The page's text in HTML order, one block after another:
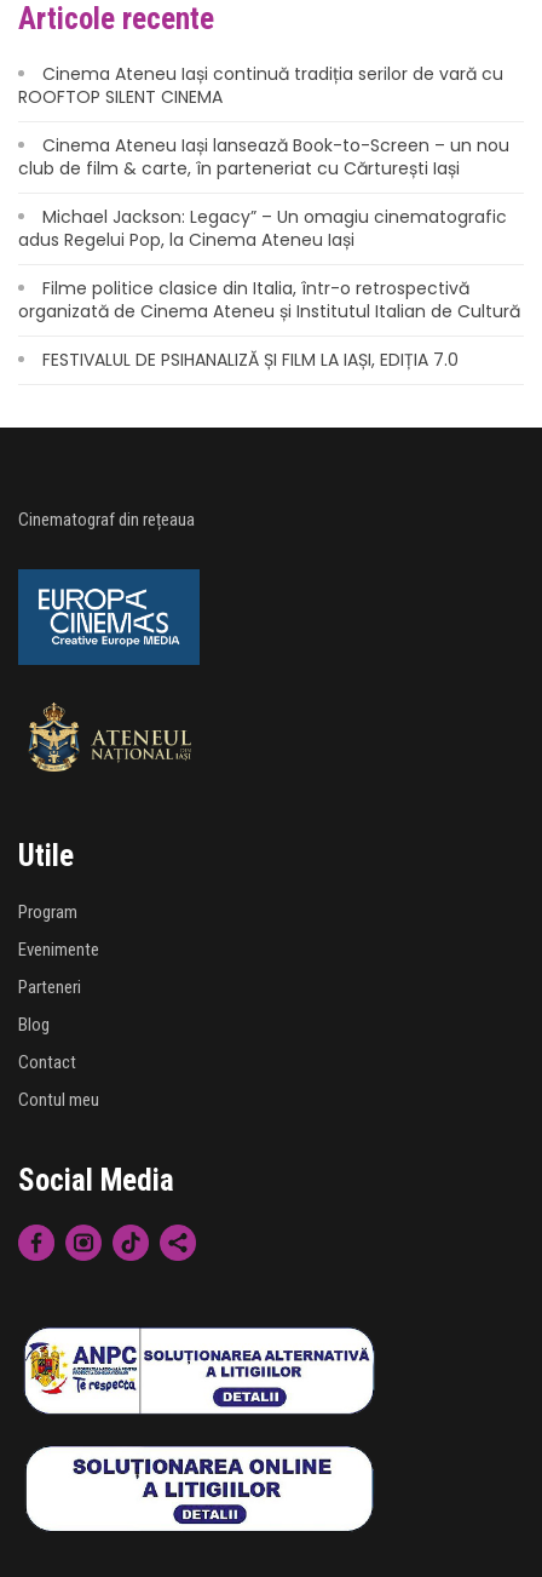
Articole recente
Cinema Ateneu Iași continuă tradiția serilor de vară cu
ROOFTOP SILENT CINEMA
Cinema Ateneu Iași lansează Book-to-Screen – un nou
club de film & carte, în parteneriat cu Cărturești Iași
Michael Jackson: Legacy” – Un omagiu cinematografic
adus Regelui Pop, la Cinema Ateneu Iași
Filme politice clasice din Italia, într-o retrospectivă
organizată de Cinema Ateneu și Institutul Italian de Cultură
FESTIVALUL DE PSIHANALIZĂ ȘI FILM LA IAȘI, EDIȚIA 7.0
Cinematograf din rețeaua
Utile
Program
Evenimente
Parteneri
Blog
Contact
Contul meu
Social Media